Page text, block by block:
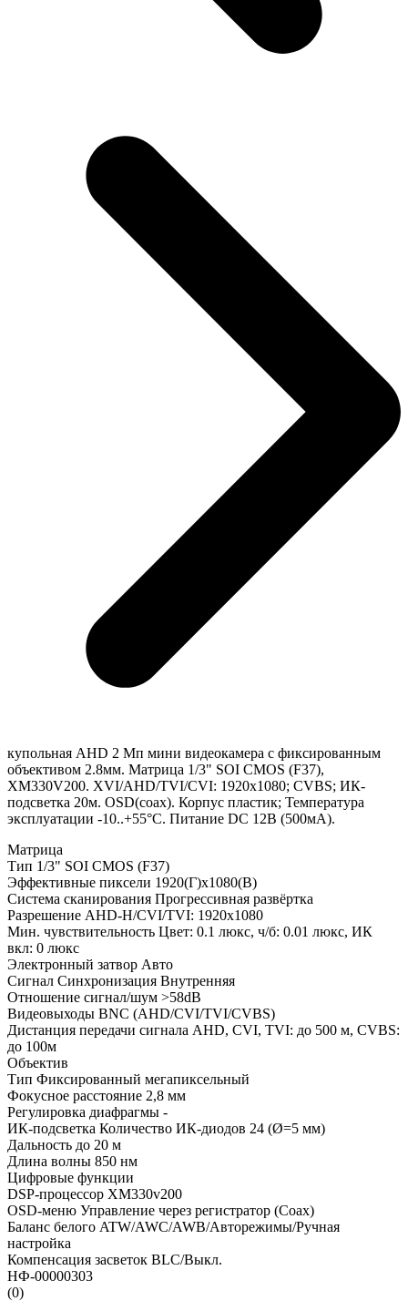
купольная AHD 2 Мп мини видеокамера с фиксированным
объективом 2.8мм. Матрица 1/3" SOI CMOS (F37),
XM330V200. XVI/AHD/TVI/CVI: 1920x1080; CVBS; ИК-
подсветка 20м. OSD(coax). Корпус пластик; Температура
эксплуатации -10..+55°C. Питание DC 12В (500мА).
Матрица
Тип 1/3" SOI CMOS (F37)
Эффективные пиксели 1920(Г)x1080(В)
Система сканирования Прогрессивная развёртка
Разрешение AHD-H/CVI/TVI: 1920x1080
Мин. чувствительность Цвет: 0.1 люкс, ч/б: 0.01 люкс, ИК
вкл: 0 люкс
Электронный затвор Авто
Сигнал Синхронизация Внутренняя
Отношение сигнал/шум >58dB
Видеовыходы BNC (AHD/CVI/TVI/CVBS)
Дистанция передачи сигнала AHD, CVI, TVI: до 500 м, CVBS:
до 100м
Объектив
Тип Фиксированный мегапиксельный
Фокусное расстояние 2,8 мм
Регулировка диафрагмы -
ИК-подсветка Количество ИК-диодов 24 (Ø=5 мм)
Дальность до 20 м
Длина волны 850 нм
Цифровые функции
DSP-процессор XM330v200
OSD-меню Управление через регистратор (Coax)
Баланс белого ATW/AWC/AWB/Авторежимы/Ручная
настройка
Компенсация засветок BLC/Выкл.
НФ-00000303
(0)